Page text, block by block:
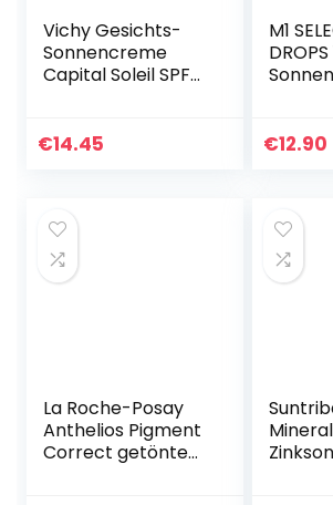
Vichy Gesichts-
Sonnencreme
Capital Soleil SPF
€14.45
M1
– leichte
€12.90
La Roche-Posay
Anthelios Pigment
Correct getönte